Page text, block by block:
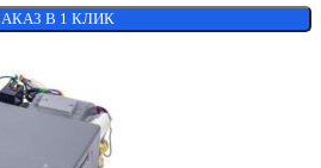
В 1 КЛИК